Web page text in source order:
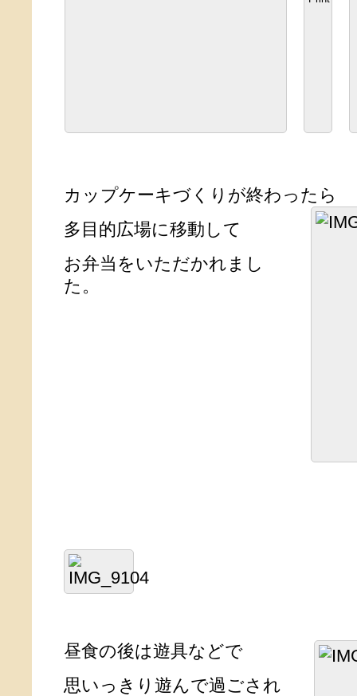
カップケーキづくりが終わったら
多目的広場に移動して
お弁当をいただかれまし
た。
昼食の後は遊具などで
思いっきり遊んで過ごされ